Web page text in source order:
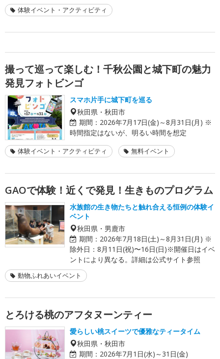
体験イベント・アクティビティ
撮って巡って楽しむ！千秋公園と城下町の魅力
発見フォトビンゴ
スマホ片手に城下町を巡る
秋田県・秋田市
期間： 2026年7月17日(金)～8月31日(月) ※
時間指定はないが、明るい時間を想定
体験イベント・アクティビティ 無料イベント
GAOで体験！近くで発見！生きものプログラム
水族館の生き物たちと触れ合える恒例の体験イ
ベント
秋田県・男鹿市
期間： 2026年7月18日(土)～8月31日(月) ※
除外日：8月11日(祝)〜16日(日)※開催日はイベ
ントにより異なる。詳細は公式サイト参照
動物ふれあいイベント
とろける桃のアフタヌーンティー
愛らしい桃スイーツで優雅なティータイム
秋田県・秋田市
期間： 2026年7月1日(水)～31日(金)